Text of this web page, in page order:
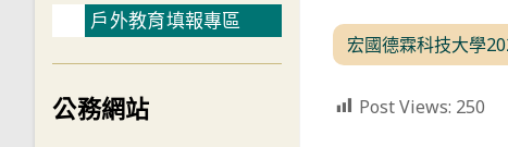
宏國德霖科技大學
Post Views: 250
戶外教育填報專區
公務網站